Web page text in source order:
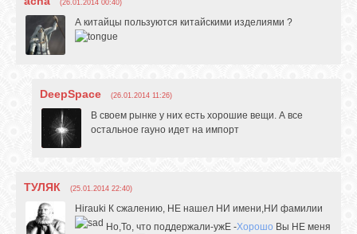
(26.01.2014 00:40)
А китайцы пользуются китайскими изделиями ?
DeepSpace (26.01.2014 11:26)
В своем рынке у них есть хорошие вещи. А все
остальное гауно идет на импорт
ТУЛЯК (25.01.2014 22:40)
Hirauki К сжалению, НЕ нашел НИ имени,НИ фамилии
Но,То, что поддержали-ужЕ -Хорошо Вы НЕ меня